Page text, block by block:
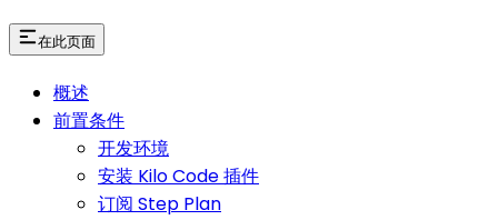
在此页面
概述
前置条件
开发环境
安装 Kilo Code 插件
订阅 Step Plan